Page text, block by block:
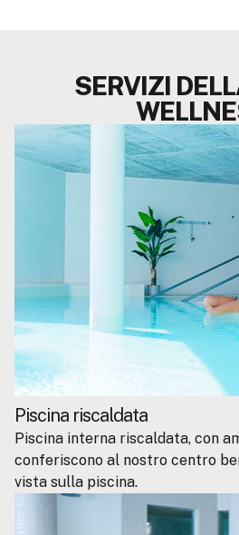
SERVIZI
Piscina riscaldata
Piscina interna riscaldata, con
conferiscono al nostro centro
vista sulla piscina.